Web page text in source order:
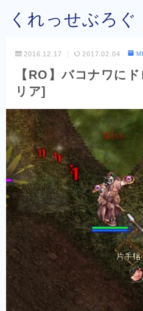
くれっせぶろぐ
2016.12.17 2017.02.04
【RO】バコナワに
リア]